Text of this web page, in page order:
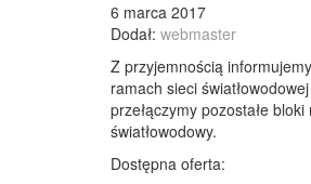
6 marca 2017
Dodał: webmaster
Z przyjemnością
ramach sieci
przełączymy pozostałe
światłowodowy.
Dostępna oferta: